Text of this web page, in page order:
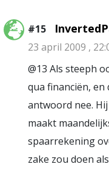
#15
23 april 2009 ,
@13 Als steeph
qua financiën, en
antwoord nee.
maakt
spaarrekening
zake zou doen